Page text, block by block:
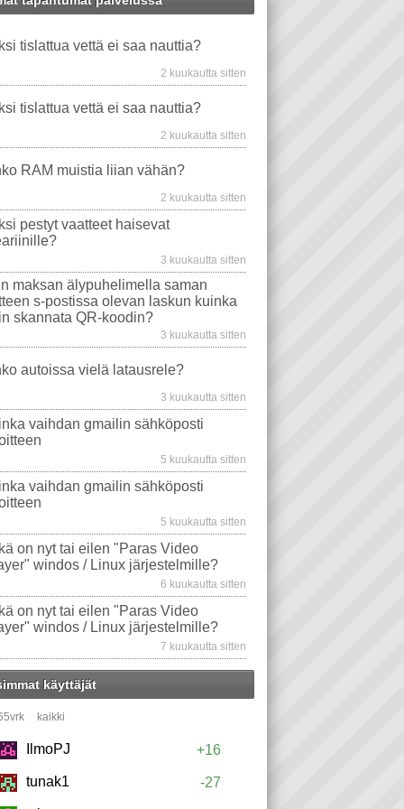
QR-KOODILLA
TIETOKONEET
PROSESSORIT WINDOWS VISTA
NÄYTÖT ONGELMA
WLAN
AJURIT VIRUSTORJUNTA
YOUTUBE
VIDEON TOISTO SAMSUNG
tislattua vettä ei saa nauttia?
2 kuukautta sitten
tislattua vettä ei saa nauttia?
2 kuukautta sitten
RAM muistia liian vähän?
2 kuukautta sitten
pestyt vaatteet haisevat
3 kuukautta sitten
maksan älypuhelimella saman
s-postissa olevan laskun kuinka
skannata QR-koodin?
3 kuukautta sitten
autoissa vielä latausrele?
3 kuukautta sitten
vaihdan gmailin sähköposti
5 kuukautta sitten
vaihdan gmailin sähköposti
5 kuukautta sitten
on nyt tai eilen "Paras Video
windos / Linux järjestelmille?
6 kuukautta sitten
on nyt tai eilen "Paras Video
windos / Linux järjestelmille?
7 kuukautta sitten
käyttäjät
kaikki
IlmoPJ +16
tunak1 -27